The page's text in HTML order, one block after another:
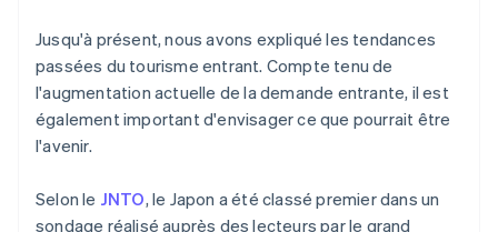
Jusqu'à présent, nous avons expliqué les tendances
passées du tourisme entrant. Compte tenu de
l'augmentation actuelle de la demande entrante, il est
également important d'envisager ce que pourrait être
l'avenir.
Selon le JNTO, le Japon a été classé premier dans un
sondage réalisé auprès des lecteurs par le grand